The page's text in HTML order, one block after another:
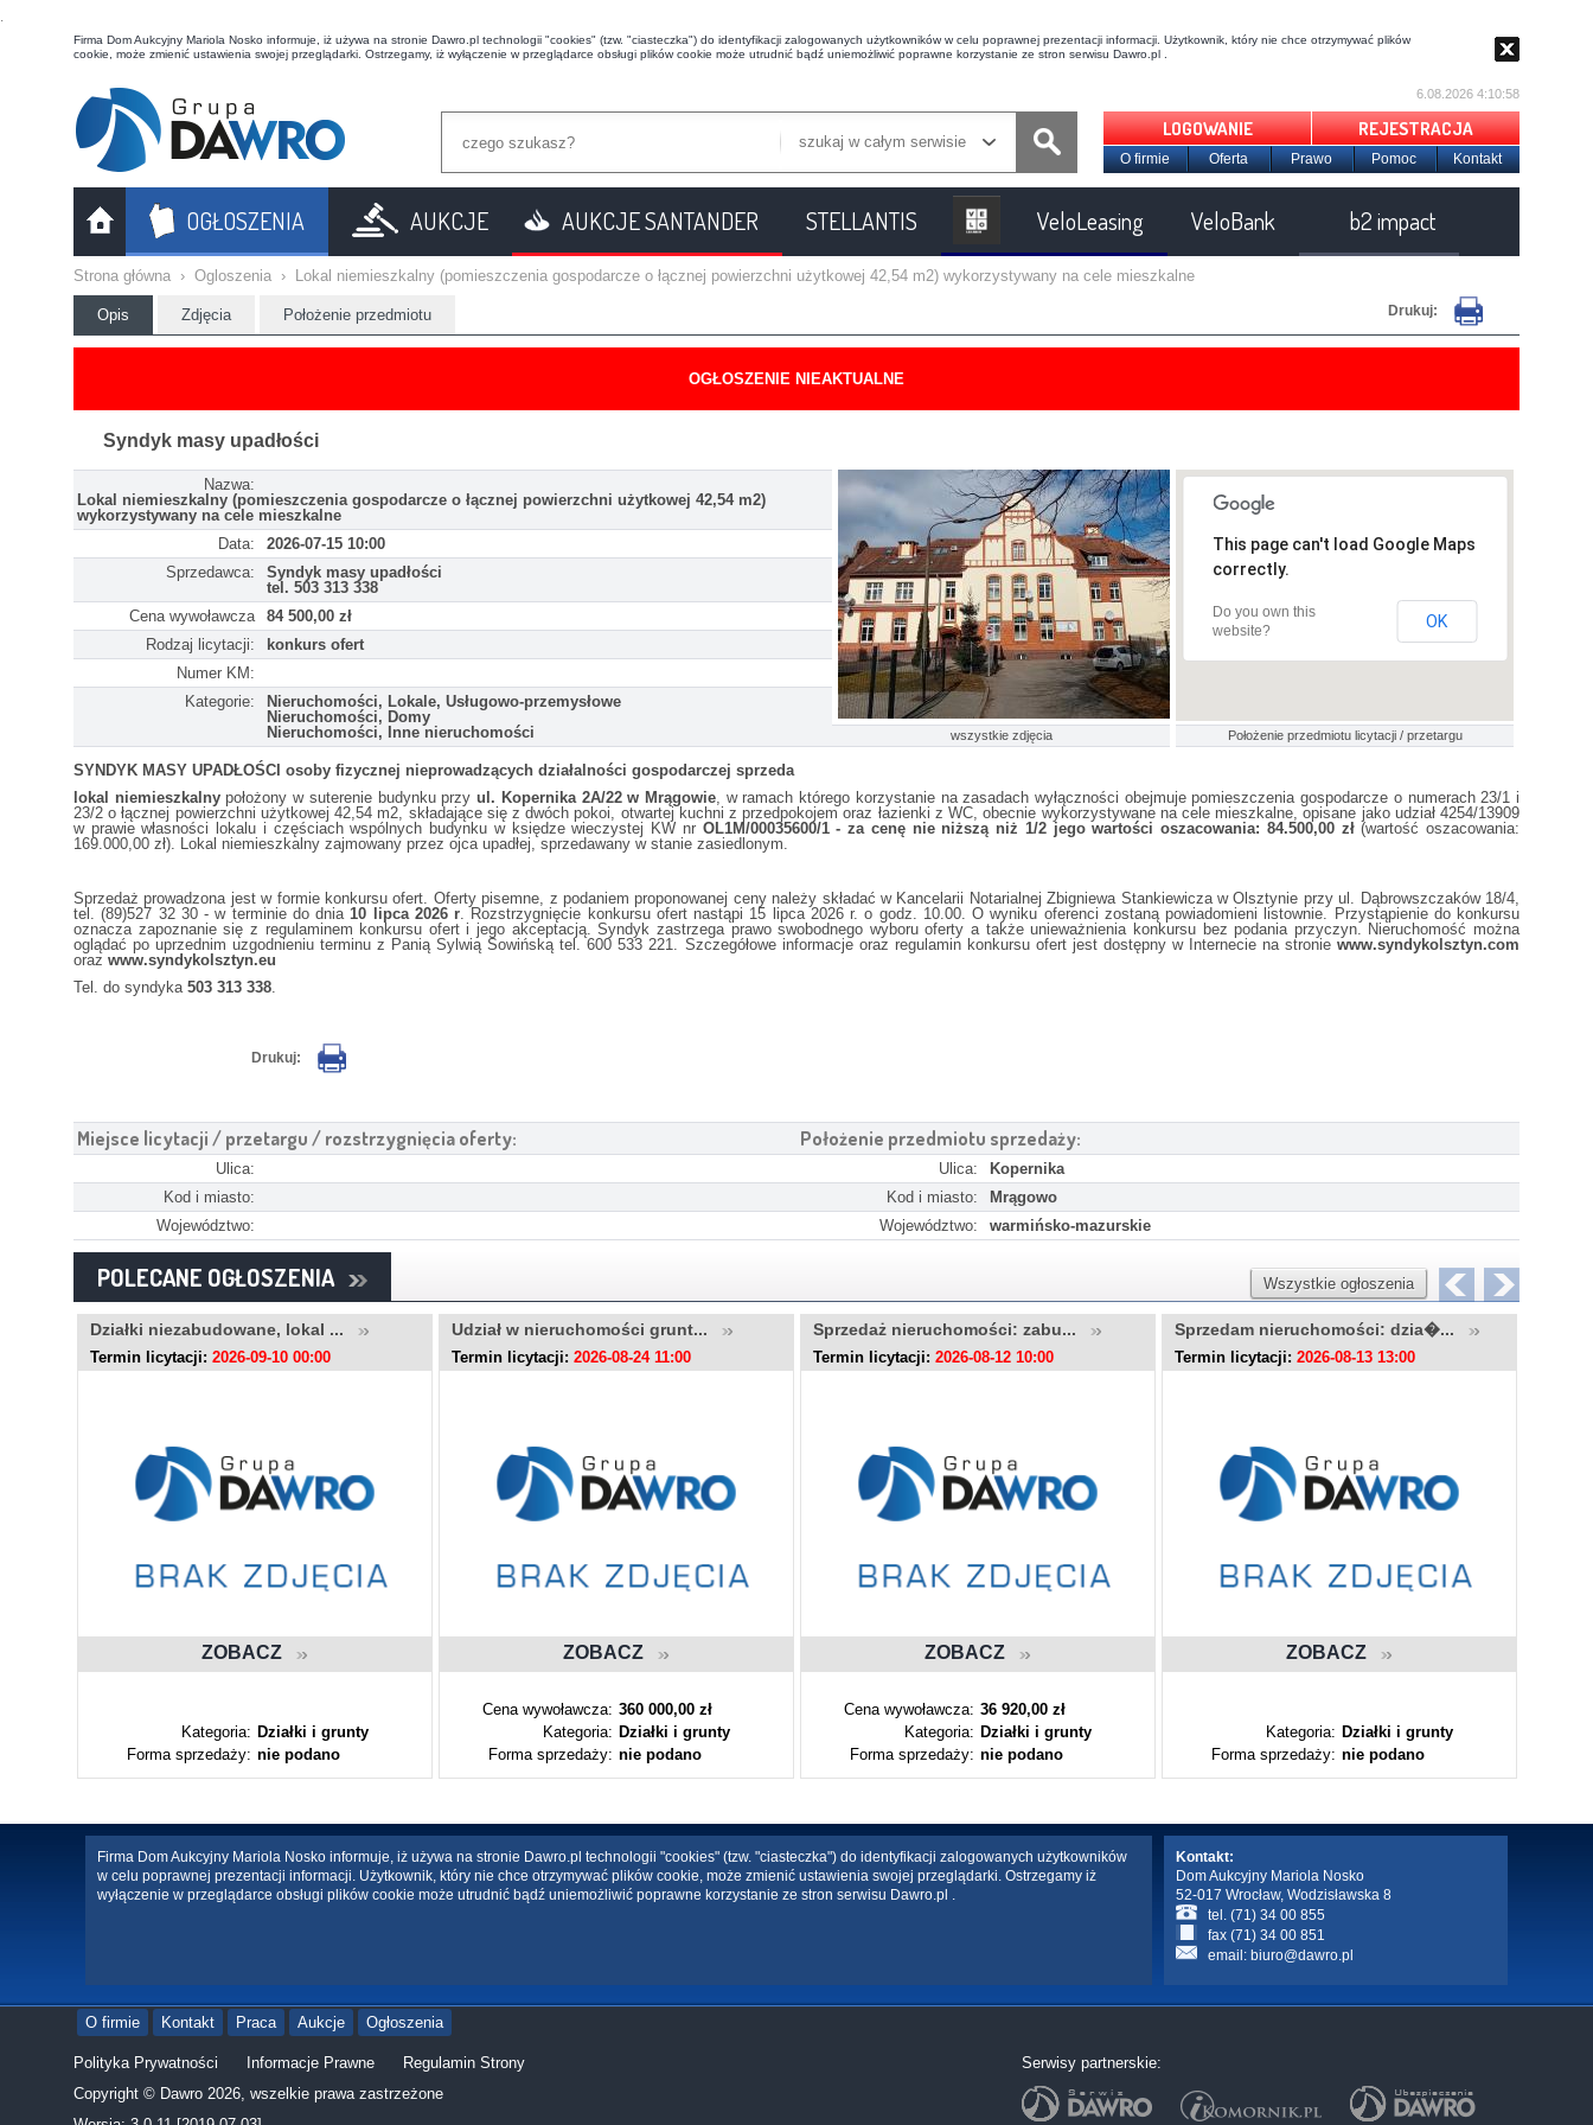
t
Firma Dom Aukcyjny Mariola Nosko informuje, iż używa na stronie Dawro.pl technologii "cookies" (tzw. "ciasteczka") do identyfikacji zalogowanych użytkowników w celu poprawnej prezentacji informacji. Użytkownik, który nie chce otrzymywać plików
cookie, może zmienić ustawienia swojej przeglądarki. Ostrzegamy, iż wyłączenie w przeglądarce obsługi plików cookie może utrudnić bądź uniemożliwić poprawne korzystanie ze stron serwisu Dawro.pl .
szukaj w całym serwisie
6.08.2026 4:10:58
LOGOWANIE REJESTRACJA
O firmie Oferta Prawo Pomoc Kontakt
OGŁOSZENIA AUKCJE AUKCJE SANTANDER STELLANTIS VeloLeasing VeloBank b2 impact
Strona główna › Ogloszenia › Lokal niemieszkalny (pomieszczenia gospodarcze o łącznej powierzchni użytkowej 42,54 m2) wykorzystywany na cele mieszkalne
Drukuj:
Opis Zdjęcia Położenie przedmiotu
OGŁOSZENIE NIEAKTUALNE
Syndyk masy upadłości
Nazwa:
Lokal niemieszkalny (pomieszczenia gospodarcze o łącznej powierzchni użytkowej 42,54 m2)
wykorzystywany na cele mieszkalne
Data:
2026-07-15 10:00
Sprzedawca:
Syndyk masy upadłości
tel. 503 313 338
Cena wywoławcza
84 500,00 zł
Rodzaj licytacji:
konkurs ofert
Numer KM:
Kategorie:
Nieruchomości, Lokale, Usługowo-przemysłowe
Nieruchomości, Domy
Nieruchomości, Inne nieruchomości
wszystkie zdjęcia
This page can't load Google Maps
correctly.
Do you own this
website?
OK
Położenie przedmiotu licytacji / przetargu
SYNDYK MASY UPADŁOŚCI osoby fizycznej nieprowadzących działalności gospodarczej sprzeda
lokal niemieszkalnypołożony w suterenie budynku przyul. Kopernika 2A/22 w Mrągowie, w ramach którego korzystanie na zasadach wyłączności obejmuje pomieszczenia gospodarcze o numerach 23/1 i
23/2 o łącznej powierzchni użytkowej 42,54 m2, składające się z dwóch pokoi, otwartej kuchni z przedpokojem oraz łazienki z WC, obecnie wykorzystywane na cele mieszkalne, opisane jako udział 4254/13909
w prawie własności lokalu i częściach wspólnych budynku w księdze wieczystej KW nr OL1M/00035600/1 - za cenę nie niższą niż 1/2 jego wartości oszacowania: 84.500,00 zł(wartość oszacowania:
169.000,00 zł). Lokal niemieszkalny zajmowany przez ojca upadłej, sprzedawany w stanie zasiedlonym.
Sprzedaż prowadzona jest w formie konkursu ofert. Oferty pisemne, z podaniem proponowanej ceny należy składać w Kancelarii Notarialnej Zbigniewa Stankiewicza w Olsztynie przy ul. Dąbrowszczaków 18/4,
tel. (89)527 32 30 - w terminie do dnia10 lipca 2026 r. Rozstrzygnięcie konkursu ofert nastąpi 15 lipca 2026 r. o godz. 10.00. O wyniku oferenci zostaną powiadomieni listownie. Przystąpienie do konkursu
oznacza zapoznanie się z regulaminem konkursu ofert i jego akceptacją. Syndyk zastrzega prawo swobodnego wyboru oferty a także unieważnienia konkursu bez podania przyczyn. Nieruchomość można
oglądać po uprzednim uzgodnieniu terminu z Panią Sylwią Sowińską tel. 600 533 221. Szczegółowe informacje oraz regulamin konkursu ofert jest dostępny w Internecie na stronie www.syndykolsztyn.com
oraz www.syndykolsztyn.eu
Tel. do syndyka 503 313 338.
Drukuj:
Miejsce licytacji / przetargu / rozstrzygnięcia oferty:
Ulica:
Kod i miasto:
Województwo:
Położenie przedmiotu sprzedaży:
Ulica:
Kopernika
Kod i miasto:
Mrągowo
Województwo:
warmińsko-mazurskie
POLECANE OGŁOSZENIA Wszystkie ogłoszenia
Działki niezabudowane, lokal ...
Termin licytacji: 2026-09-10 00:00
ZOBACZ
Kategoria: Działki i grunty
Forma sprzedaży: nie podano
Udział w nieruchomości grunt...
Termin licytacji: 2026-08-24 11:00
ZOBACZ
Cena wywoławcza: 360 000,00 zł
Kategoria: Działki i grunty
Forma sprzedaży: nie podano
Sprzedaż nieruchomości: zabu...
Termin licytacji: 2026-08-12 10:00
ZOBACZ
Cena wywoławcza: 36 920,00 zł
Kategoria: Działki i grunty
Forma sprzedaży: nie podano
Sprzedam nieruchomości: dzia�...
Termin licytacji: 2026-08-13 13:00
ZOBACZ
Kategoria: Działki i grunty
Forma sprzedaży: nie podano
Firma Dom Aukcyjny Mariola Nosko informuje, iż używa na stronie Dawro.pl technologii "cookies" (tzw. "ciasteczka") do identyfikacji zalogowanych użytkowników
w celu poprawnej prezentacji informacji. Użytkownik, który nie chce otrzymywać plików cookie, może zmienić ustawienia swojej przeglądarki. Ostrzegamy iż
wyłączenie w przeglądarce obsługi plików cookie może utrudnić bądź uniemożliwić poprawne korzystanie ze stron serwisu Dawro.pl .
Kontakt:
Dom Aukcyjny Mariola Nosko
52-017 Wrocław, Wodzisławska 8
tel. (71) 34 00 855
fax (71) 34 00 851
email: biuro@dawro.pl
O firmie Kontakt Praca Aukcje Ogłoszenia
Polityka Prywatności Informacje Prawne
Regulamin Strony
Copyright © Dawro 2026, wszelkie prawa zastrzeżone
Serwisy partnerskie: